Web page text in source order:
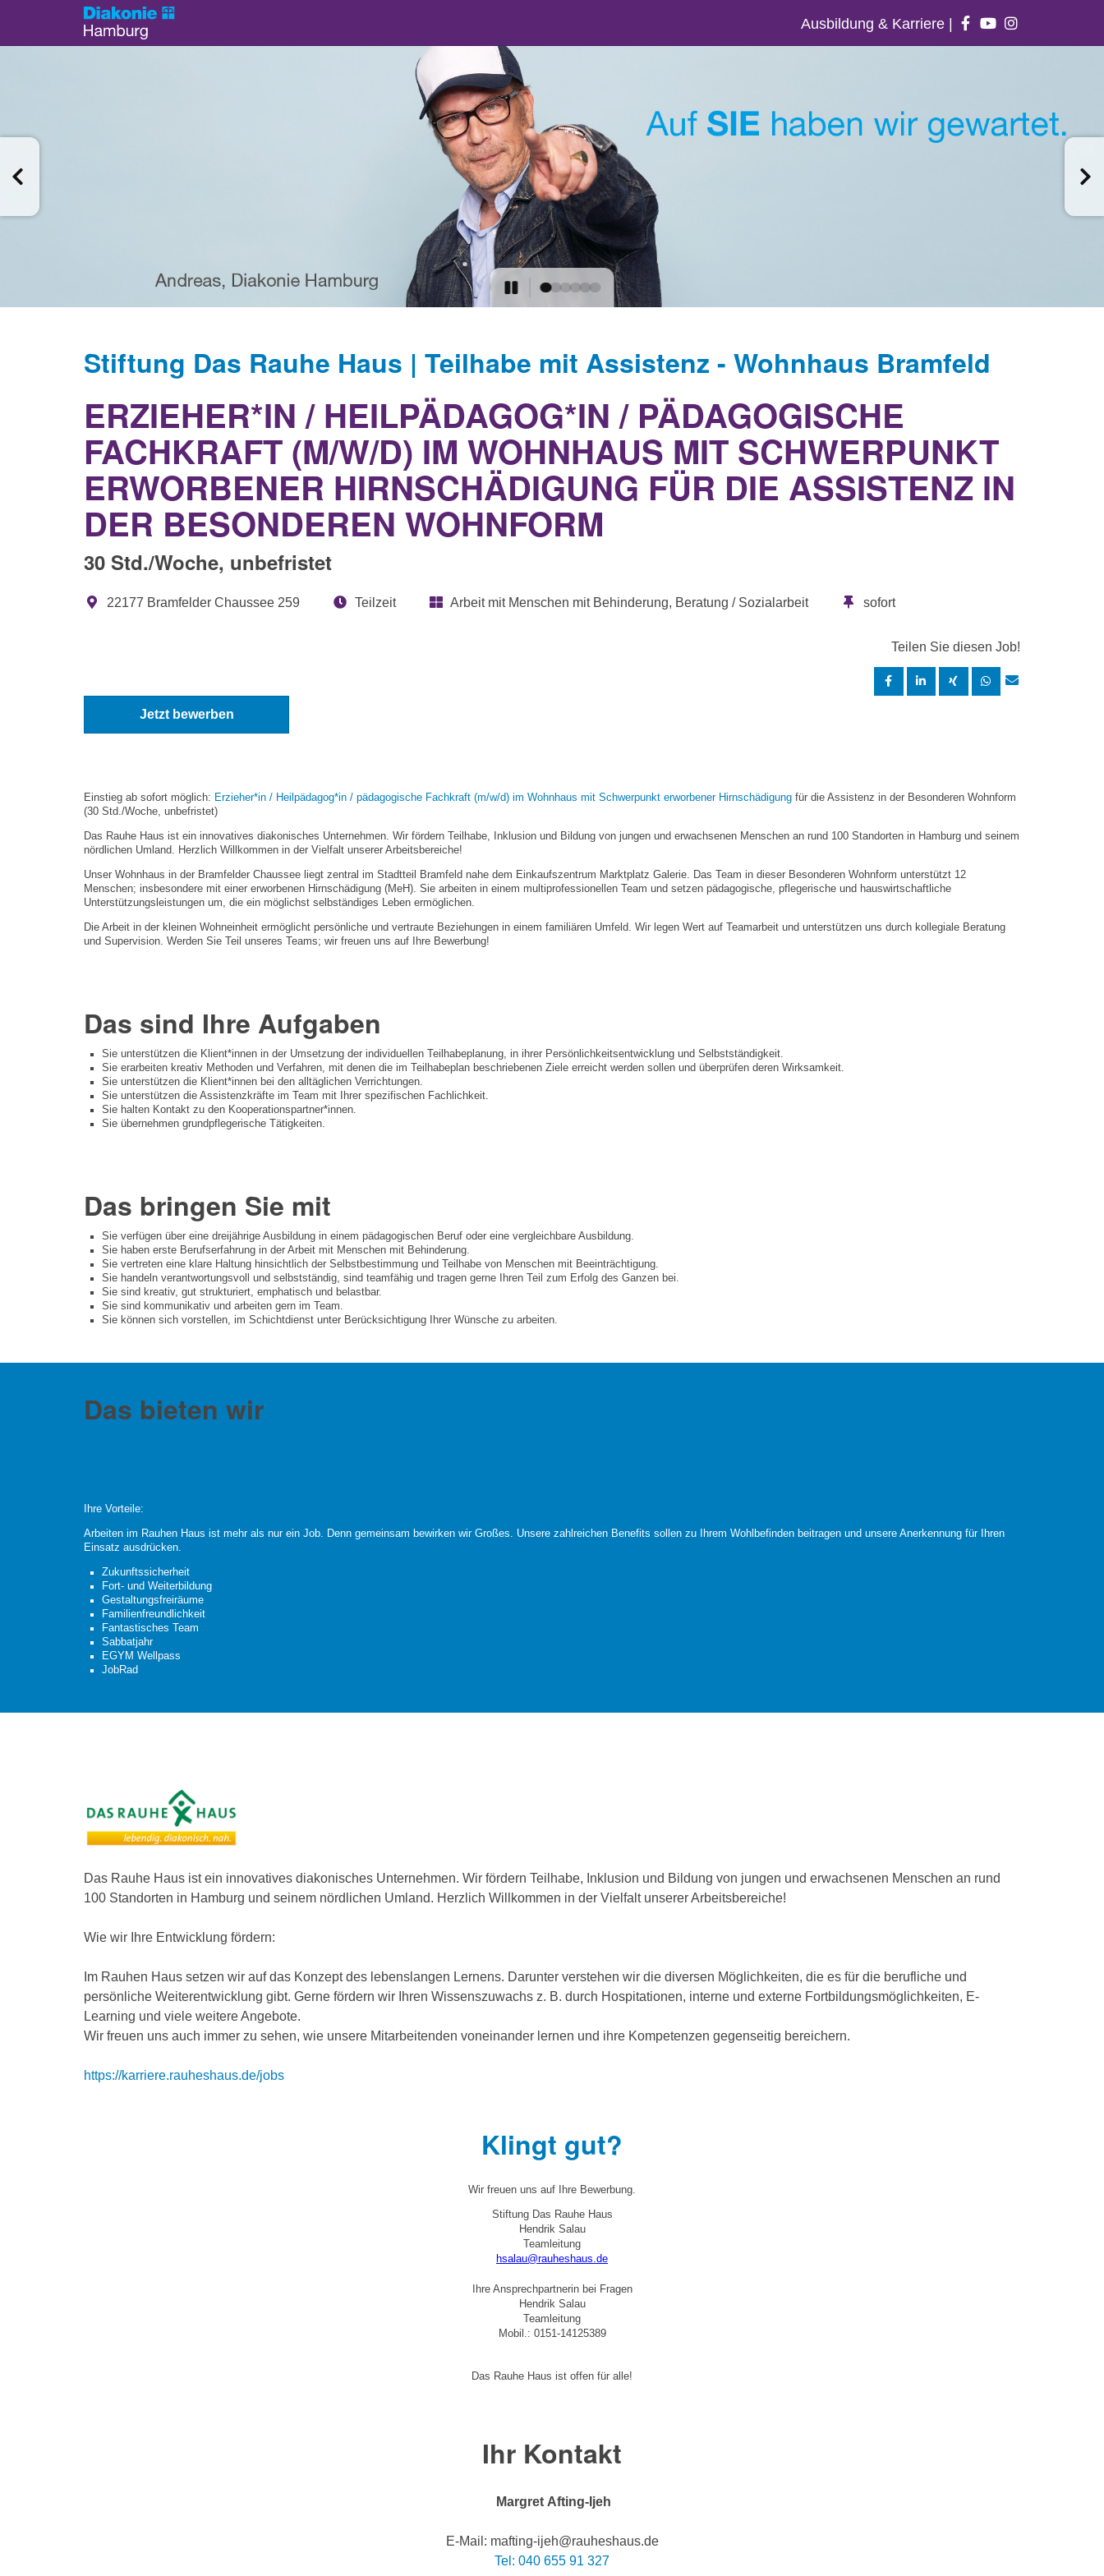
Ausbildung & Karriere |
Stiftung Das Rauhe Haus | Teilhabe mit Assistenz - Wohnhaus Bramfeld
ERZIEHER*IN / HEILPÄDAGOG*IN / PÄDAGOGISCHE
FACHKRAFT (M/W/D) IM WOHNHAUS MIT SCHWERPUNKT
ERWORBENER HIRNSCHÄDIGUNG FÜR DIE ASSISTENZ IN
DER BESONDEREN WOHNFORM
30 Std./Woche, unbefristet
22177 Bramfelder Chaussee 259 Teilzeit Arbeit mit Menschen mit Behinderung, Beratung / Sozialarbeit sofort
Teilen Sie diesen Job!
Jetzt bewerben
Einstieg ab sofort möglich: Erzieher*in / Heilpädagog*in / pädagogische Fachkraft (m/w/d) im Wohnhaus mit Schwerpunkt erworbener Hirnschädigung für die Assistenz in der Besonderen Wohnform
(30 Std./Woche, unbefristet)
Das Rauhe Haus ist ein innovatives diakonisches Unternehmen. Wir fördern Teilhabe, Inklusion und Bildung von jungen und erwachsenen Menschen an rund 100 Standorten in Hamburg und seinem
nördlichen Umland. Herzlich Willkommen in der Vielfalt unserer Arbeitsbereiche!
Unser Wohnhaus in der Bramfelder Chaussee liegt zentral im Stadtteil Bramfeld nahe dem Einkaufszentrum Marktplatz Galerie. Das Team in dieser Besonderen Wohnform unterstützt 12
Menschen; insbesondere mit einer erworbenen Hirnschädigung (MeH). Sie arbeiten in einem multiprofessionellen Team und setzen pädagogische, pflegerische und hauswirtschaftliche
Unterstützungsleistungen um, die ein möglichst selbständiges Leben ermöglichen.
Die Arbeit in der kleinen Wohneinheit ermöglicht persönliche und vertraute Beziehungen in einem familiären Umfeld. Wir legen Wert auf Teamarbeit und unterstützen uns durch kollegiale Beratung
und Supervision. Werden Sie Teil unseres Teams; wir freuen uns auf Ihre Bewerbung!
Das sind Ihre Aufgaben
Sie unterstützen die Klient*innen in der Umsetzung der individuellen Teilhabeplanung, in ihrer Persönlichkeitsentwicklung und Selbstständigkeit.
Sie erarbeiten kreativ Methoden und Verfahren, mit denen die im Teilhabeplan beschriebenen Ziele erreicht werden sollen und überprüfen deren Wirksamkeit.
Sie unterstützen die Klient*innen bei den alltäglichen Verrichtungen.
Sie unterstützen die Assistenzkräfte im Team mit Ihrer spezifischen Fachlichkeit.
Sie halten Kontakt zu den Kooperationspartner*innen.
Sie übernehmen grundpflegerische Tätigkeiten.
Das bringen Sie mit
Sie verfügen über eine dreijährige Ausbildung in einem pädagogischen Beruf oder eine vergleichbare Ausbildung.
Sie haben erste Berufserfahrung in der Arbeit mit Menschen mit Behinderung.
Sie vertreten eine klare Haltung hinsichtlich der Selbstbestimmung und Teilhabe von Menschen mit Beeinträchtigung.
Sie handeln verantwortungsvoll und selbstständig, sind teamfähig und tragen gerne Ihren Teil zum Erfolg des Ganzen bei.
Sie sind kreativ, gut strukturiert, emphatisch und belastbar.
Sie sind kommunikativ und arbeiten gern im Team.
Sie können sich vorstellen, im Schichtdienst unter Berücksichtigung Ihrer Wünsche zu arbeiten.
Das bieten wir
Ihre Vorteile:
Arbeiten im Rauhen Haus ist mehr als nur ein Job. Denn gemeinsam bewirken wir Großes. Unsere zahlreichen Benefits sollen zu Ihrem Wohlbefinden beitragen und unsere Anerkennung für Ihren
Einsatz ausdrücken.
Zukunftssicherheit
Fort- und Weiterbildung
Gestaltungsfreiräume
Familienfreundlichkeit
Fantastisches Team
Sabbatjahr
EGYM Wellpass
JobRad
Das Rauhe Haus ist ein innovatives diakonisches Unternehmen. Wir fördern Teilhabe, Inklusion und Bildung von jungen und erwachsenen Menschen an rund
100 Standorten in Hamburg und seinem nördlichen Umland. Herzlich Willkommen in der Vielfalt unserer Arbeitsbereiche!
Wie wir Ihre Entwicklung fördern:
Im Rauhen Haus setzen wir auf das Konzept des lebenslangen Lernens. Darunter verstehen wir die diversen Möglichkeiten, die es für die berufliche und
persönliche Weiterentwicklung gibt. Gerne fördern wir Ihren Wissenszuwachs z. B. durch Hospitationen, interne und externe Fortbildungsmöglichkeiten, E-
Learning und viele weitere Angebote.
Wir freuen uns auch immer zu sehen, wie unsere Mitarbeitenden voneinander lernen und ihre Kompetenzen gegenseitig bereichern.
https://karriere.rauheshaus.de/jobs
Klingt gut?
Wir freuen uns auf Ihre Bewerbung.
Stiftung Das Rauhe Haus
Hendrik Salau
Teamleitung
hsalau@rauheshaus.de
Ihre Ansprechpartnerin bei Fragen
Hendrik Salau
Teamleitung
Mobil.: 0151-14125389
Das Rauhe Haus ist offen für alle!
Ihr Kontakt
Margret Afting-Ijeh
E-Mail: mafting-ijeh@rauheshaus.de
Tel: 040 655 91 327